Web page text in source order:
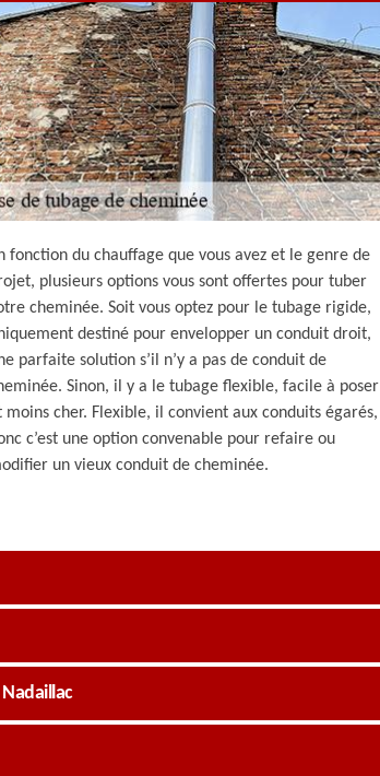
fonction du chauffage que vous avez et le genre de
plusieurs options vous sont offertes pour tuber
cheminée. Soit vous optez pour le tubage rigide,
destiné pour envelopper un conduit droit,
parfaite solution s’il n’y a pas de conduit de
Sinon, il y a le tubage flexible, facile à poser
moins cher. Flexible, il convient aux conduits égarés,
c’est une option convenable pour refaire ou
un vieux conduit de cheminée.